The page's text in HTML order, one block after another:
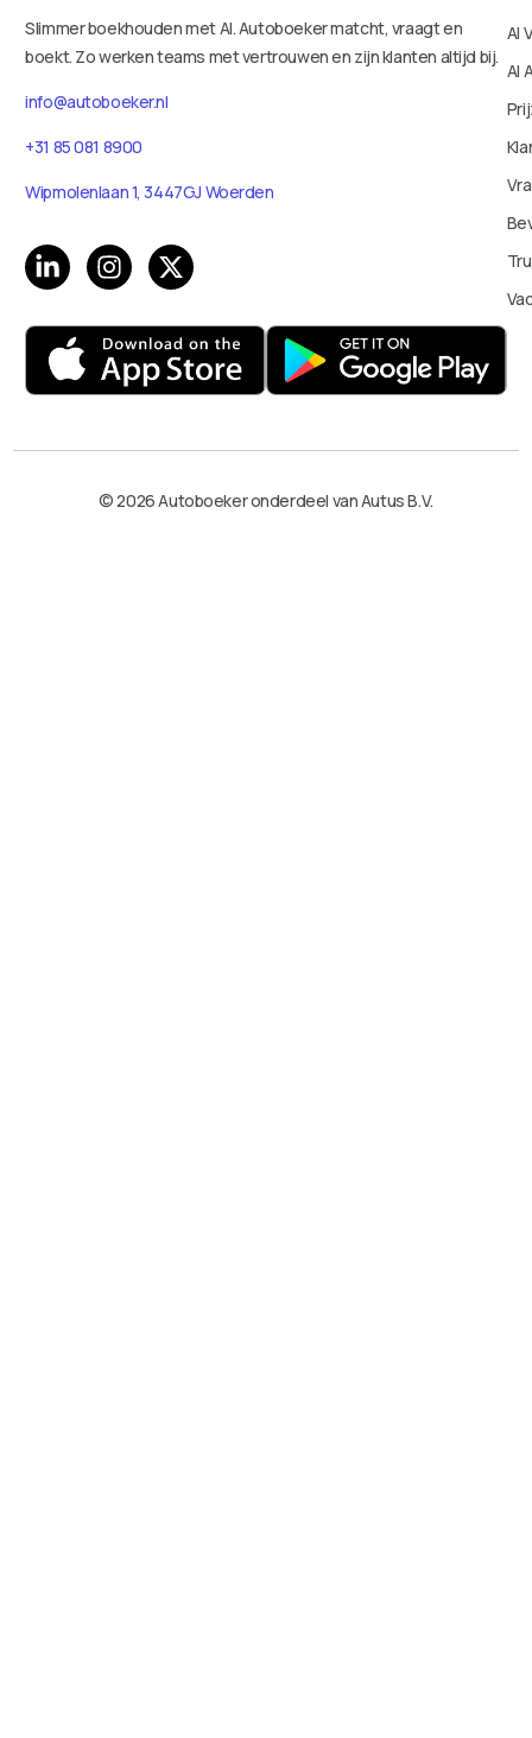
Slimmer boekhouden met AI. Autoboeker matcht, vraagt en
boekt. Zo werken teams met vertrouwen en zijn klanten altijd bij.
info@autoboeker.nl
+31 85 081 8900
Wipmolenlaan 1, 3447GJ Woerden
AI
AI
© 2026 Autoboeker onderdeel van Autus B.V.